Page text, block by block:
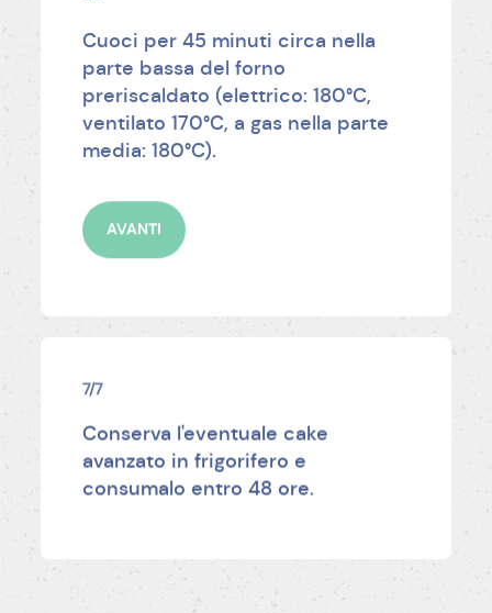
Cuoci per 45 minuti circa nella
parte bassa del forno
preriscaldato (elettrico: 180°C,
ventilato 170°C, a gas nella parte
media: 180°C).
AVANTI
7/7
Conserva l'eventuale cake
avanzato in frigorifero e
consumalo entro 48 ore.